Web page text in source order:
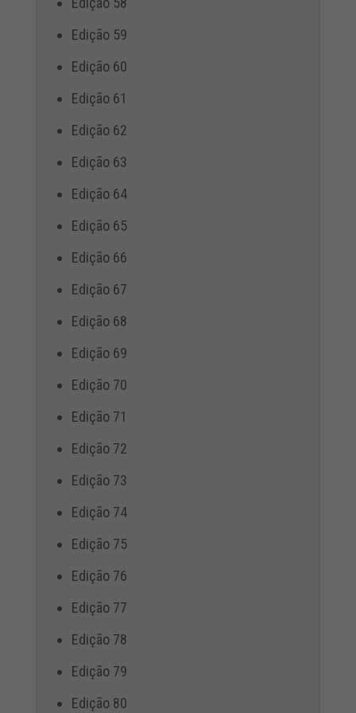
Edição 59
Edição 60
Edição 61
Edição 62
Edição 63
Edição 64
Edição 65
Edição 66
Edição 67
Edição 68
Edição 69
Edição 70
Edição 71
Edição 72
Edição 73
Edição 74
Edição 75
Edição 76
Edição 77
Edição 78
Edição 79
Edição 80